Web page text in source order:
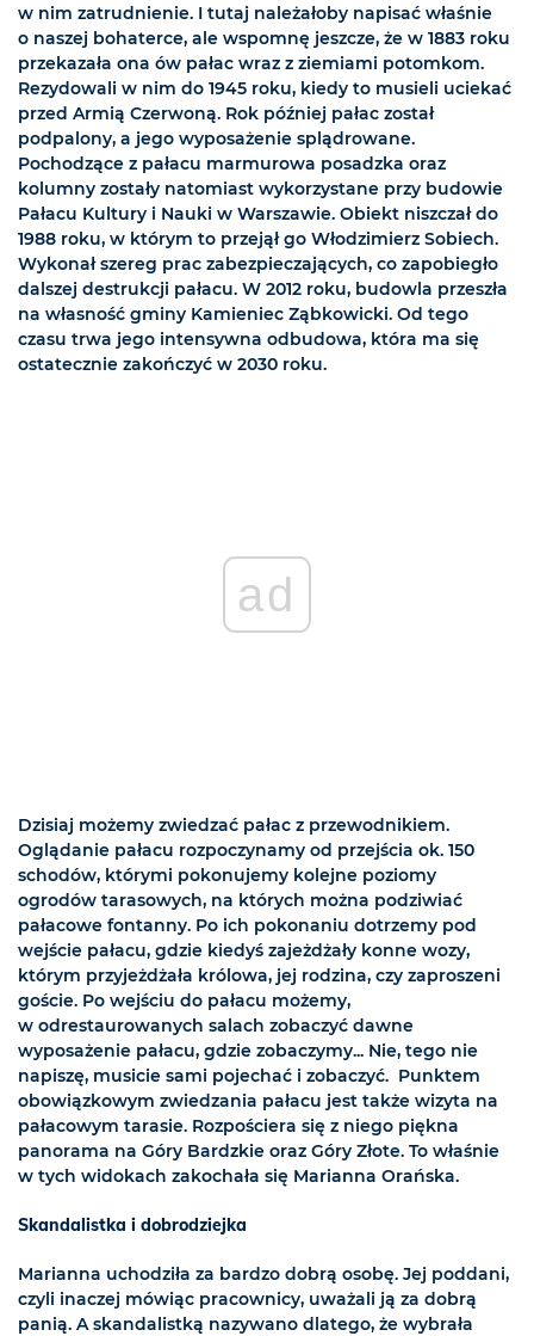
w nim zatrudnienie. I tutaj należałoby napisać właśnie
o naszej bohaterce, ale wspomnę jeszcze, że w 1883 roku
przekazała ona ów pałac wraz z ziemiami potomkom.
Rezydowali w nim do 1945 roku, kiedy to musieli uciekać
przed Armią Czerwoną. Rok później pałac został
podpalony, a jego wyposażenie splądrowane.
Pochodzące z pałacu marmurowa posadzka oraz
kolumny zostały natomiast wykorzystane przy budowie
Pałacu Kultury i Nauki w Warszawie. Obiekt niszczał do
1988 roku, w którym to przejął go Włodzimierz Sobiech.
Wykonał szereg prac zabezpieczających, co zapobiegło
dalszej destrukcji pałacu. W 2012 roku, budowla przeszła
na własność gminy Kamieniec Ząbkowicki. Od tego
czasu trwa jego intensywna odbudowa, która ma się
ostatecznie zakończyć w 2030 roku.
ad
Dzisiaj możemy zwiedzać pałac z przewodnikiem.
Oglądanie pałacu rozpoczynamy od przejścia ok. 150
schodów, którymi pokonujemy kolejne poziomy
ogrodów tarasowych, na których można podziwiać
pałacowe fontanny. Po ich pokonaniu dotrzemy pod
wejście pałacu, gdzie kiedyś zajeżdżały konne wozy,
którym przyjeżdżała królowa, jej rodzina, czy zaproszeni
goście. Po wejściu do pałacu możemy,
w odrestaurowanych salach zobaczyć dawne
wyposażenie pałacu, gdzie zobaczymy... Nie, tego nie
napiszę, musicie sami pojechać i zobaczyć. Punktem
obowiązkowym zwiedzania pałacu jest także wizyta na
pałacowym tarasie. Rozpościera się z niego piękna
panorama na Góry Bardzkie oraz Góry Złote. To właśnie
w tych widokach zakochała się Marianna Orańska.
Skandalistka i dobrodziejka
Marianna uchodziła za bardzo dobrą osobę. Jej poddani,
czyli inaczej mówiąc pracownicy, uważali ją za dobrą
panią. A skandalistką nazywano dlatego, że wybrała